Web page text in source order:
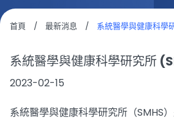
首頁 / 最新消息 / 系統醫學與健康科學
系統醫學與健康科學研究所
2023-02-15
系統醫學與健康科學研究所（SMHS